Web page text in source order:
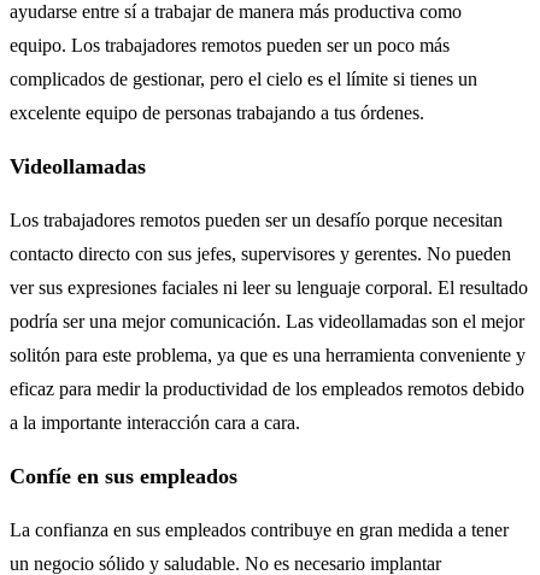
ayudarse entre sí a trabajar de manera más productiva como
equipo. Los trabajadores remotos pueden ser un poco más
complicados de gestionar, pero el cielo es el límite si tienes un
excelente equipo de personas trabajando a tus órdenes.
Videollamadas
Los trabajadores remotos pueden ser un desafío porque necesitan
contacto directo con sus jefes, supervisores y gerentes. No pueden
ver sus expresiones faciales ni leer su lenguaje corporal. El resultado
podría ser una mejor comunicación. Las videollamadas son el mejor
solitón para este problema, ya que es una herramienta conveniente y
eficaz para medir la productividad de los empleados remotos debido
a la importante interacción cara a cara.
Confíe en sus empleados
La confianza en sus empleados contribuye en gran medida a tener
un negocio sólido y saludable. No es necesario implantar